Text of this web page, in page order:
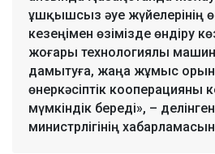
ұшқышсыз әуе жүйелерінің
кезеңімен өзімізде өндіру
жоғары технологиялы
дамытуға, жаңа жұмыс
өнеркәсіптік кооперацияны
мүмкіндік береді», –
министрлігінің